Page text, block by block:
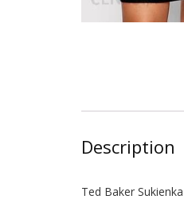
Description
Ted Baker